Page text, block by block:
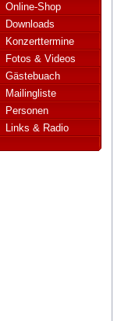
Online-Shop
Downloads
Konzerttermine
Fotos & Videos
Gästebuach
Mailingliste
Personen
Links & Radio